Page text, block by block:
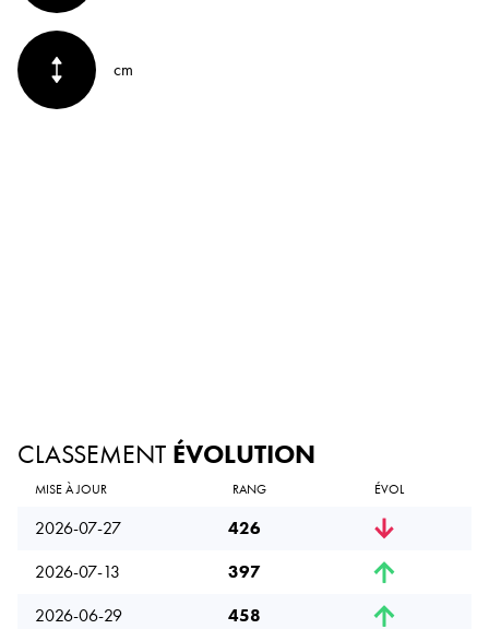
cm
CLASSEMENT ÉVOLUTION
MISE À JOUR RANG ÉVOL
2026-07-27
426
2026-07-13
397
2026-06-29
458